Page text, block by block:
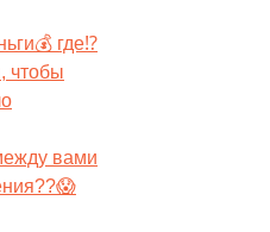
где⁉️
чтобы
вами